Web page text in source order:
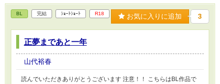
BL 完結 ｼｮｰﾄｼｮｰﾄ R18 お気に入りに追加 3
正夢まであと一年
山代裕春
読んでいただきありがとうございます 注意！！ こちらはBL作品で